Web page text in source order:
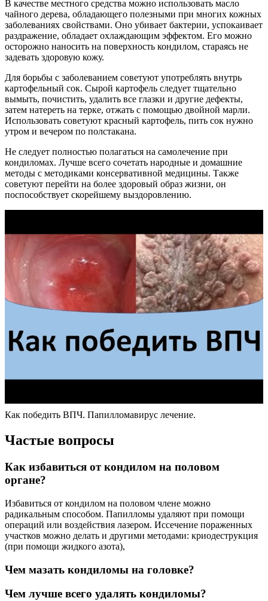
В качестве местного средства можно использовать масло
чайного дерева, обладающего полезными при многих кожных
заболеваниях свойствами. Оно убивает бактерии, успокаивает
раздражение, обладает охлаждающим эффектом. Его можно
осторожно наносить на поверхность кондилом, стараясь не
задевать здоровую кожу.
Для борьбы с заболеванием советуют употреблять внутрь
картофельный сок. Сырой картофель следует тщательно
вымыть, почистить, удалить все глазки и другие дефекты,
затем натереть на терке, отжать с помощью двойной марли.
Использовать советуют красный картофель, пить сок нужно
утром и вечером по полстакана.
Не следует полностью полагаться на самолечение при
кондиломах. Лучше всего сочетать народные и домашние
методы с методиками консервативной медицины. Также
советуют перейти на более здоровый образ жизни, он
поспособствует скорейшему выздоровлению.
Как победить ВПЧ. Папилломавирус лечение.
Частые вопросы
Как избавиться от кондилом на половом
органе?
Избавиться от кондилом на половом члене можно
радикальным способом. Папилломы удаляют при помощи
операций или воздействия лазером. Иссечение пораженных
участков можно делать и другими методами: криодеструкция
(при помощи жидкого азота),
Чем мазать кондиломы на головке?
Чем лучше всего удалять кондиломы?